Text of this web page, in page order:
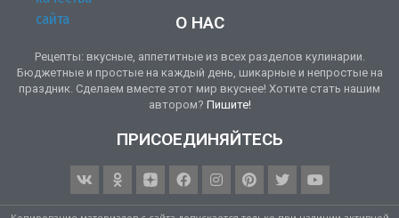
О НАС
Рецепты: вкусные, аппетитные из всех разделов кулинарии.
Бюджетные и простые на каждый день, шикарные и непростые на
праздник. Сделаем вместе этот мир вкуснее! Хотите стать нашим
автором? Пишите!
ПРИСОЕДИНЯЙТЕСЬ